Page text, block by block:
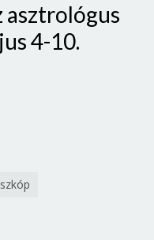
asztrológus
4-10.